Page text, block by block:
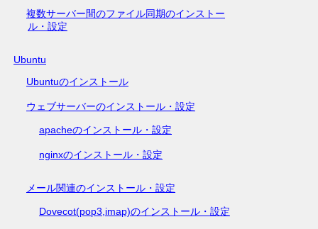
複数サーバー間のファイル同期のインストー
ル・設定
Ubuntu
Ubuntuのインストール
ウェブサーバーのインストール・設定
apacheのインストール・設定
nginxのインストール・設定
メール関連のインストール・設定
Dovecot(pop3,imap)のインストール・設定